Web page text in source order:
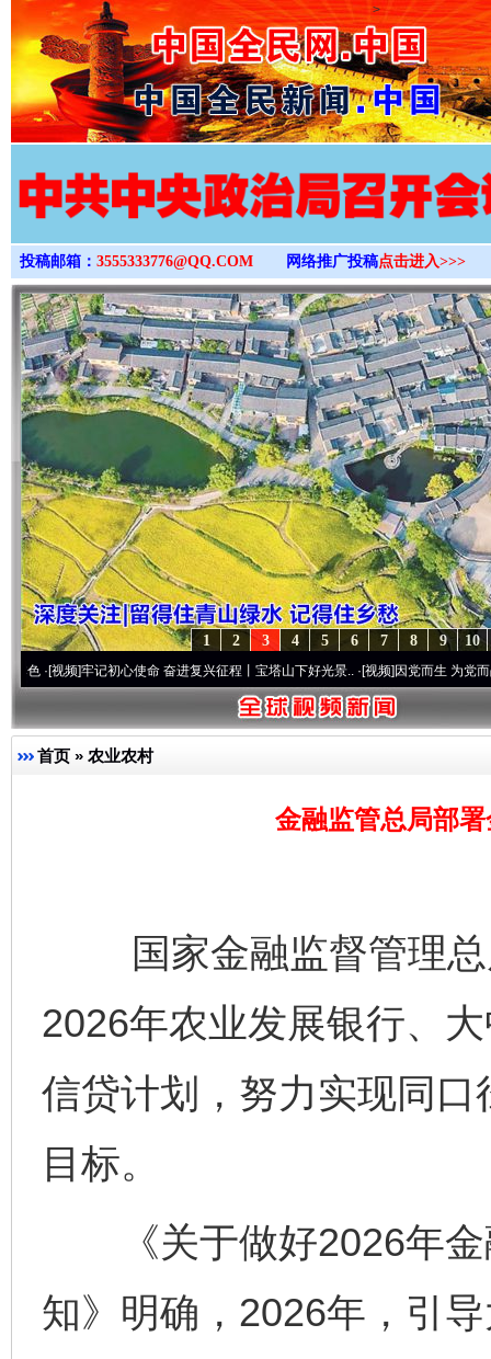
>
投稿邮箱： 3555333776@QQ.COM 网络推广投稿点击进入>>>
10
9
8
7
6
5
4
3
2
1
牢记初心使命 奋进复兴征程丨宝塔山下好光景..·[视频]因党而生 为党而战——百年“
首页 » 农业农村
金融监管总局部
国家金融监督管理总
2026年农业发展银行、
信贷计划，努力实现同
目标。
《关于做好2026年金
知》明确，2026年，引